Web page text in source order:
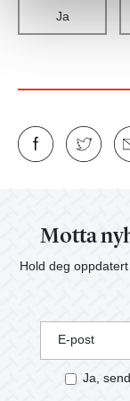
Ja
Motta
Hold deg
E-post
Ja,